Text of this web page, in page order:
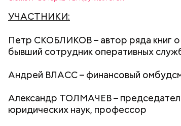
УЧАСТНИКИ:
Петр СКОБЛИКОВ– автор ряда книг
бывший сотрудник оперативных
Андрей ВЛАСС– финансовый
Александр ТОЛМАЧЕВ–
юридических наук, профессор